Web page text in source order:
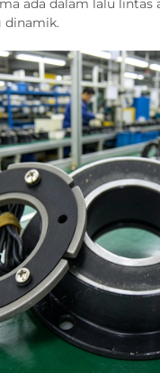
ada dalam lalu lintas
dinamik.